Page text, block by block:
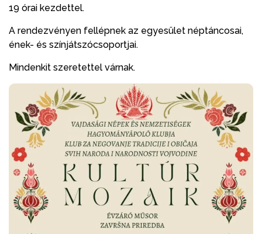
19 órai kezdettel.
A rendezvényen fellépnek az egyesület néptáncosai,
ének- és színjátszócsoportjai.
Mindenkit szeretettel várnak.